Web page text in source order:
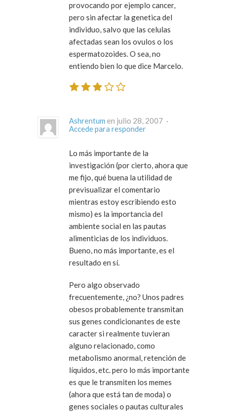
provocando por ejemplo cancer,
pero sin afectar la genetica del
individuo, salvo que las celulas
afectadas sean los ovulos o los
espermatozoides. O sea, no
entiendo bien lo que dice Marcelo.
Ashrentum
en julio 28, 2007 ·
Accede para responder
Lo más importante de la
investigación (por cierto, ahora que
me fijo, qué buena la utilidad de
previsualizar el comentario
mientras estoy escribiendo esto
mismo) es la importancia del
ambiente social en las pautas
alimenticias de los individuos.
Bueno, no más importante, es el
resultado en sí.
Pero algo observado
frecuentemente, ¿no? Unos padres
obesos probablemente transmitan
sus genes condicionantes de este
caracter si realmente tuvieran
alguno relacionado, como
metabolismo anormal, retención de
líquidos, etc. pero lo más importante
es que le transmiten los memes
(ahora que está tan de moda) o
genes sociales o pautas culturales